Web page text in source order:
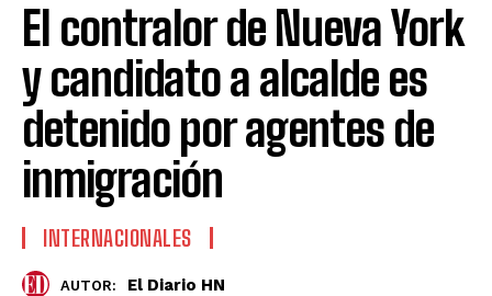
El contralor de Nueva York
y candidato a alcalde es
detenido por agentes de
inmigración
INTERNACIONALES
AUTOR: El Diario HN